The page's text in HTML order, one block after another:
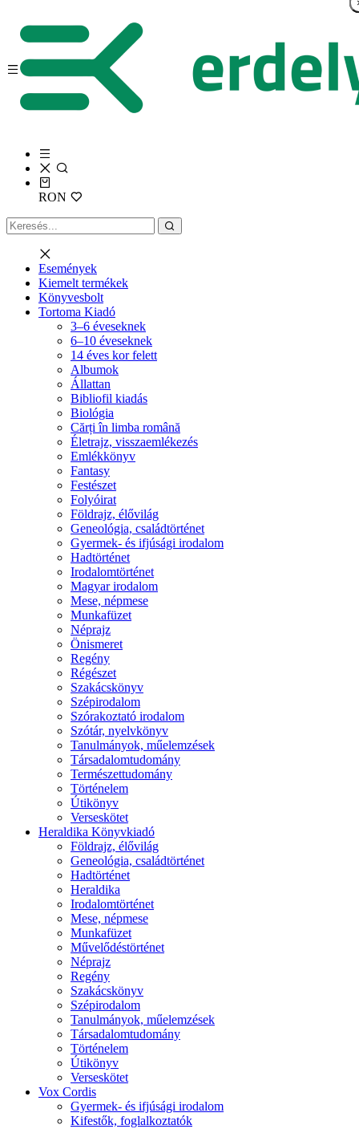
RON
Események
Kiemelt termékek
Könyvesbolt
Tortoma Kiadó
3–6 éveseknek
6–10 éveseknek
14 éves kor felett
Albumok
Állattan
Bibliofil kiadás
Biológia
Cărți în limba română
Életrajz, visszaemlékezés
Emlékkönyv
Fantasy
Festészet
Folyóirat
Földrajz, élővilág
Geneológia, családtörténet
Gyermek- és ifjúsági irodalom
Hadtörténet
Irodalomtörténet
Magyar irodalom
Mese, népmese
Munkafüzet
Néprajz
Önismeret
Regény
Régészet
Szakácskönyv
Szépirodalom
Szórakoztató irodalom
Szótár, nyelvkönyv
Tanulmányok, műelemzések
Társadalomtudomány
Természettudomány
Történelem
Útikönyv
Verseskötet
Heraldika Könyvkiadó
Földrajz, élővilág
Geneológia, családtörténet
Hadtörténet
Heraldika
Irodalomtörténet
Mese, népmese
Munkafüzet
Művelődéstörténet
Néprajz
Regény
Szakácskönyv
Szépirodalom
Tanulmányok, műelemzések
Társadalomtudomány
Történelem
Útikönyv
Verseskötet
Vox Cordis
Gyermek- és ifjúsági irodalom
Kifestők, foglalkoztatók